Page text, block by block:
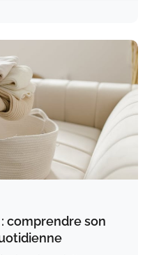
comprendre son